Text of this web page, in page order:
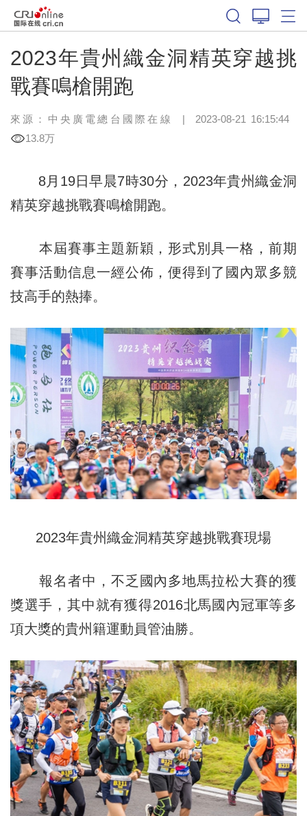
2023年貴州織金洞精英穿越挑
戰賽鳴槍開跑
來源：中央廣電總台國際在線 | 2023-08-21 16:15:44
13.8万
8月19日早晨7時30分，2023年貴州織金洞
精英穿越挑戰賽鳴槍開跑。
本屆賽事主題新穎，形式別具一格，前期
賽事活動信息一經公佈，便得到了國內眾多競
技高手的熱捧。
2023年貴州織金洞精英穿越挑戰賽現場
報名者中，不乏國內多地馬拉松大賽的獲
獎選手，其中就有獲得2016北馬國內冠軍等多
項大獎的貴州籍運動員管油勝。